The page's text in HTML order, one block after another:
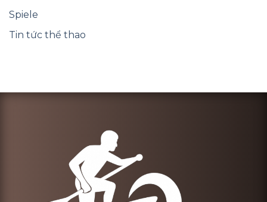
Spiele
Tin tức thể thao